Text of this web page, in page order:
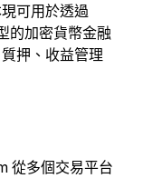
可用於透過
的加密貨幣金融
押、收益管理
從多個交易平台